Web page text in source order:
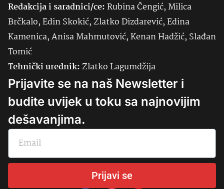
Redakcija i saradnici/ce:Rubina Čengić, Milica
Brčkalo, Edin Skokić, Zlatko Dizdarević, Edina
Kamenica, Anisa Mahmutović, Kenan Hadžić, Slađan
Tomić
Tehnički urednik:Zlatko Lagumdžija
Prijavite se na naš Newsletter i
budite uvijek u toku sa najnovijim
dešavanjima.
Prijavi se